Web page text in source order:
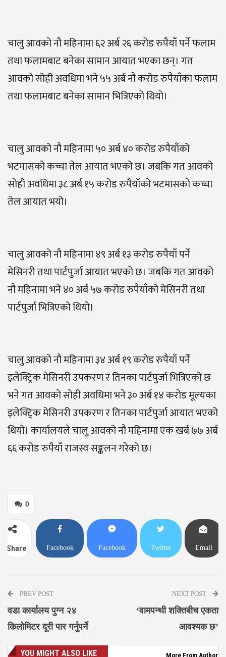
चालु आवको नौ महिनामा ६२ अर्ब २६ करोड रुपैयाँ पर्ने फलाम
तथा फलामबाट बनेका सामान आयात भएका छन्। गत
आवको सोही अवधिमा भने ५५ अर्ब नौ करोड रुपैयाँका फलाम
तथा फलामबाट बनेका सामान भित्रिएको थियो।
चालु आवको नौ महिनामा ५० अर्ब ४० करोड रुपैयाँको
भटमासको कच्चा तेल आयात भएको छ। जबकि गत आवको
सोही अवधिमा ३८ अर्ब १५ करोड रुपैयाँको भटमासको कच्चा
तेल आयात भयो।
चालु आवको नौ महिनामा ४९ अर्ब १३ करोड रुपैयाँ पर्ने
मेसिनरी तथा पार्टपुर्जा आयात भएको छ। जबकि गत आवको
नौ महिनामा भने ४० अर्ब ५७ करोड रुपैयाँको मेसिनरी तथा
पार्टपुर्जा भित्रिएको थियो।
चालु आवको नौ महिनामा ३४ अर्ब १९ करोड रुपैयाँ पर्ने
इलेक्ट्रिक मेसिनरी उपकरण र तिनका पार्टपुर्जा भित्रिएको छ
भने गत आवको सोही अवधिमा भने ३० अर्ब १४ करोड मूल्यका
इलेक्ट्रिक मेसिनरी उपकरण र तिनका पार्टपुर्जा आयात भएको
थियो। कार्यालयले चालु आवको नौ महिनामा एक खर्ब ७७ अर्ब
६६ करोड रुपैयाँ राजस्व सङ्कलन गरेको छ।
0
Share Facebook Facebook Twitter Email
PREV POST
वडा कार्यालय पुग्न २४
किलोमिटर दूरी पार गर्नुपर्ने
NEXT POST
‘वामपन्थी शक्तिबीच एकता
आवश्यक छ’
YOU MIGHT ALSO LIKE More From Author